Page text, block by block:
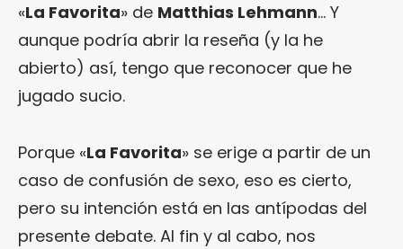
«La Favorita» de Matthias Lehmann… Y
aunque podría abrir la reseña (y la he
abierto) así, tengo que reconocer que he
jugado sucio.
Porque «La Favorita» se erige a partir de un
caso de confusión de sexo, eso es cierto,
pero su intención está en las antípodas del
presente debate. Al fin y al cabo, nos